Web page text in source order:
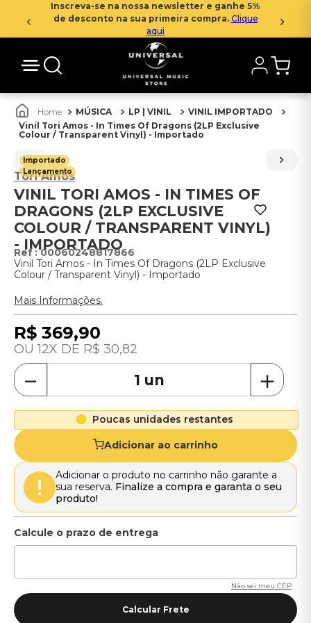
Inscreva-se na nossa newsletter e ganhe 5%
de desconto na sua primeira compra. Clique
aqui
MÚSICA LP | VINIL
VINIL IMPORTADO
Vinil Tori Amos - In Times Of Dragons (2LP Exclusive
Colour / Transparent Vinyl) - Importado
Importado
Lançamento
Tori Amos
VINIL TORI AMOS - IN TIMES OF
DRAGONS (2LP EXCLUSIVE
COLOUR / TRANSPARENT VINYL)
- IMPORTADO
:00060248817866
Vinil Tori Amos - In Times Of Dragons (2LP Exclusive
Colour / Transparent Vinyl) - Importado
Mais Informações.
R$ 369,90
12 R$ 30,82
＋
－
Poucas unidades restantes
Adicionar ao carrinho
Adicionar o produto no carrinho não garante a
sua reserva. Finalize a compra e garanta o seu
produto!
Não sei meu CEP